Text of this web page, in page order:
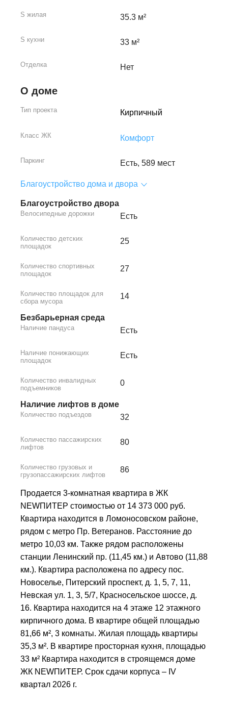
S жилая 35.3 м²
S кухни 33 м²
Отделка Нет
О доме
Тип проекта Кирпичный
Класс ЖК Комфорт
Паркинг Есть, 589 мест
Благоустройство дома и двора
Благоустройство двора
Велосипедные дорожки Есть
Количество детских
площадок
25
Количество спортивных
площадок
27
Количество площадок для
сбора мусора
14
Безбарьерная среда
Наличие пандуса Есть
Наличие понижающих
площадок
Есть
Количество инвалидных
подъемников
0
Наличие лифтов в доме
Количество подъездов 32
Количество пассажирских
лифтов
80
Количество грузовых и
грузопассажирских лифтов
86
Продается 3-комнатная квартира в ЖК
NEWПИТЕР стоимостью от 14 373 000 руб.
Квартира находится в Ломоносовском районе,
рядом с метро Пр. Ветеранов. Расстояние до
метро 10,03 км. Также рядом расположены
станции Ленинский пр. (11,45 км.) и Автово (11,88
км.). Квартира расположена по адресу пос.
Новоселье, Питерский проспект, д. 1, 5, 7, 11,
Невская ул. 1, 3, 5/7, Красносельское шоссе, д.
16. Квартира находится на 4 этаже 12 этажного
кирпичного дома. В квартире общей площадью
81,66 м², 3 комнаты. Жилая площадь квартиры
35,3 м². В квартире просторная кухня, площадью
33 м² Квартира находится в строящемся доме
ЖК NEWПИТЕР. Срок сдачи корпуса – IV
квартал 2026 г.